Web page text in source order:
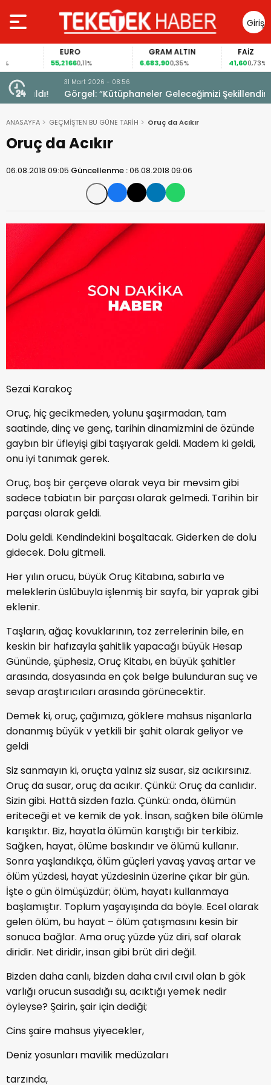
Giriş
Yap
EURO
55,21660,11%
GRAM ALTIN
6.683,900,35% 41,600,73%
31 Mart 2026 - 08:56
Görgel: “Kütüphaneler Geleceğimizi Şekillendiriyor”
ANASAYFA GEÇMİŞTEN BU GÜNE TARİH Oruç da Acıkır
Oruç da Acıkır
06.08.2018 09:05 Güncellenme :06.08.2018 09:06
Sezai Karakoç
Oruç, hiç gecikmeden, yolunu şaşırmadan, tam
saatinde, dinç ve genç, tarihin dinamizmini de özünde
gaybın bir üfleyişi gibi taşıyarak geldi. Madem ki geldi,
onu iyi tanımak gerek.
Oruç, boş bir çerçeve olarak veya bir mevsim gibi
sadece tabiatın bir parçası olarak gelmedi. Tarihin bir
parçası olarak geldi.
Dolu geldi. Kendindekini boşaltacak. Giderken de dolu
gidecek. Dolu gitmeli.
Her yılın orucu, büyük Oruç Kitabına, sabırla ve
meleklerin üslûbuyla işlenmiş bir sayfa, bir yaprak gibi
eklenir.
Taşların, ağaç kovuklarının, toz zerrelerinin bile, en
keskin bir hafızayla şahitlik yapacağı büyük Hesap
Gününde, şüphesiz, Oruç Kitabı, en büyük şahitler
arasında, dosyasında en çok belge bulunduran suç ve
sevap araştırıcıları arasında görünecektir.
Demek ki, oruç, çağımıza, göklere mahsus nişanlarla
donanmış büyük v yetkili bir şahit olarak geliyor ve
geldi
Siz sanmayın ki, oruçta yalnız siz susar, siz acıkırsınız.
Oruç da susar, oruç da acıkır. Çünkü: Oruç da canlıdır.
Sizin gibi. Hattâ sizden fazla. Çünkü: onda, ölümün
eriteceği et ve kemik de yok. İnsan, sağken bile ölümle
karışıktır. Biz, hayatla ölümün karıştığı bir terkibiz.
Sağken, hayat, ölüme baskındır ve ölümü kullanır.
Sonra yaşlandıkça, ölüm güçleri yavaş yavaş artar ve
ölüm yüzdesi, hayat yüzdesinin üzerine çıkar bir gün.
İşte o gün ölmüşüzdür; ölüm, hayatı kullanmaya
başlamıştır. Toplum yaşayışında da böyle. Ecel olarak
gelen ölüm, bu hayat – ölüm çatışmasını kesin bir
sonuca bağlar. Ama oruç yüzde yüz diri, saf olarak
diridir. Net diridir, insan gibi brüt diri değil.
Bizden daha canlı, bizden daha cıvıl cıvıl olan b gök
varlığı orucun susadığı su, acıktığı yemek nedir
öyleyse? Şairin, şair için dediği;
Cins şaire mahsus yiyecekler,
Deniz yosunları mavilik medüzaları
tarzında,